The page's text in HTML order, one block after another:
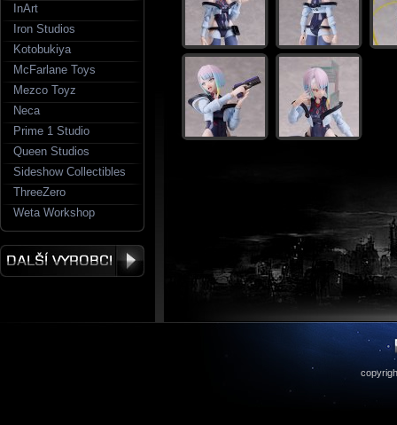
InArt
Iron Studios
Kotobukiya
McFarlane Toys
Mezco Toyz
Neca
Prime 1 Studio
Queen Studios
Sideshow Collectibles
ThreeZero
Weta Workshop